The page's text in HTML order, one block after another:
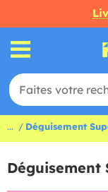
... Déguisement
Déguisement